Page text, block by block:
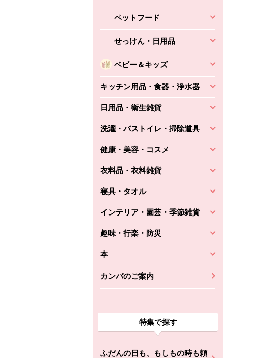
ペットフード
せっけん・日用品
ベビー＆キッズ
キッチン用品・食器・浄水器
日用品・衛生雑貨
洗濯・バストイレ・掃除道具
健康・美容・コスメ
衣料品・衣料雑貨
寝具・タオル
インテリア・園芸・季節雑貨
趣味・行楽・防災
本
カンパのご案内
特集で探す
ふだんの日も、もしもの時も頼